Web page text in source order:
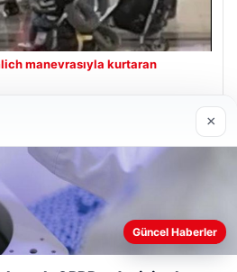
manevrasıyla kurtaran
daha iyi anlayabilmek,
×
Güncel Haberler